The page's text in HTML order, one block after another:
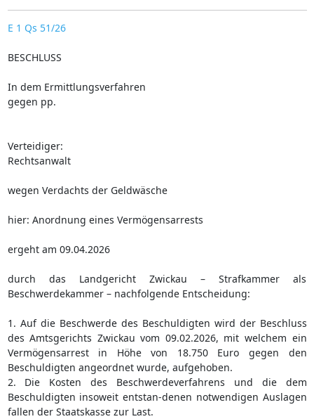
E 1 Qs 51/26
BESCHLUSS
In dem Ermittlungsverfahren
gegen pp.
Verteidiger:
Rechtsanwalt
wegen Verdachts der Geldwäsche
hier: Anordnung eines Vermögensarrests
ergeht am 09.04.2026
durch das Landgericht Zwickau – Strafkammer als
Beschwerdekammer – nachfolgende Entscheidung:
1. Auf die Beschwerde des Beschuldigten wird der Beschluss
des Amtsgerichts Zwickau vom 09.02.2026, mit welchem ein
Vermögensarrest in Höhe von 18.750 Euro gegen den
Beschuldigten angeordnet wurde, aufgehoben.
2. Die Kosten des Beschwerdeverfahrens und die dem
Beschuldigten insoweit entstan-denen notwendigen Auslagen
fallen der Staatskasse zur Last.